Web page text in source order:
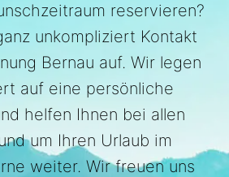
reservieren?
unkompliziert Kontakt
Bernau auf. Wir legen
auf eine persönliche
helfen Ihnen bei allen
um Ihren Urlaub im
weiter. Wir freuen uns